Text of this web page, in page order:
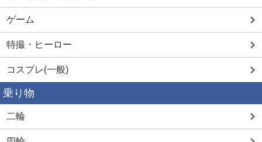
ゲーム
特撮・ヒーロー
コスプレ(一般)
乗り物
二輪